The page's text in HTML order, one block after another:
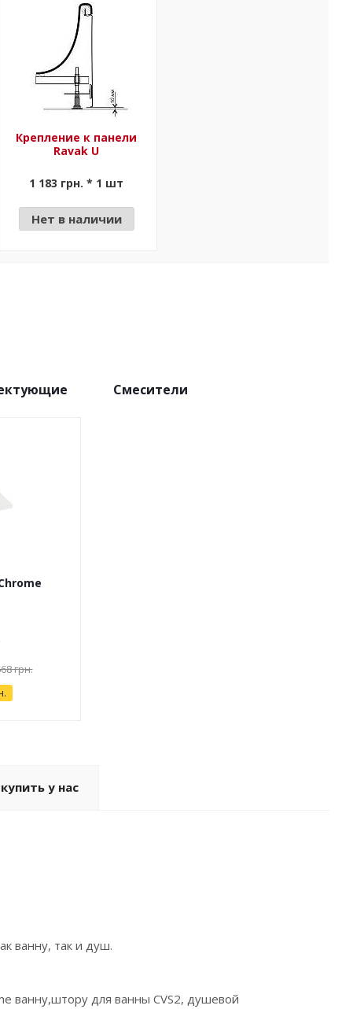
Крепление к панели
Ravak U
1 183 грн. * 1 шт
Нет в наличии
Смесители
грн.
у нас
ванну, так и душ.
ванну,штору для ванны CVS2, душевой